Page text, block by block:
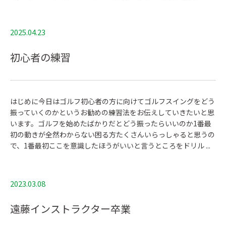
2025.04.23
初心者の練習
はじめに今日はゴルフ初心者の方に向けてゴルフスイングをどう
振っていくのかというお勧めの練習法をお伝えしていきたいと思
います。ゴルフを始めたばかりだとどう振ったらいいのか1番最
初の動きが全然わからない困る方たくさんいらっしゃると思うの
で、1番最初ここを意識したほうがいいと言うところをドリル ...
2023.03.08
遠藤インストラクター卒業